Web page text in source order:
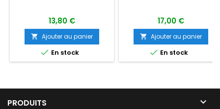
13,80 €
 Ajouter au panier
 En stock
17,00 €
 Ajouter au panier
 En stock
PRODUITS 